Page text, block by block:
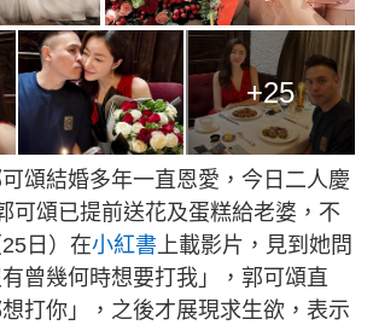
+25
頌結婚多年一直恩愛，今日二人慶
可頌已提前送花及蛋糕給老婆，不
日）在小紅書上載影片，見到她問
曾幾何時想要打我」，郭可頌直
打你」，之後才展現求生欲，表示